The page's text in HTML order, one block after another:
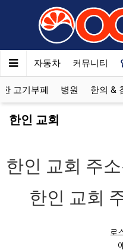
여행 자동차 커뮤니티
고기부페 병원 한의 &
한인 교회
한인 교회 주
한인 교회
로